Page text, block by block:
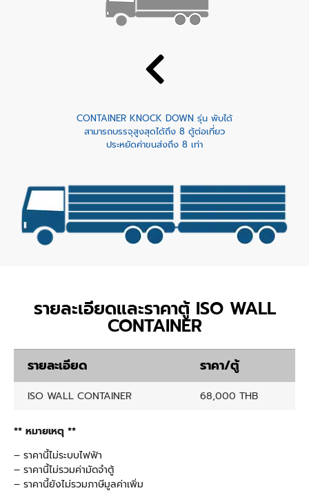
CONTAINER KNOCK DOWN รุ่น พับได้
สามารถบรรจุสูงสุดได้ถึง 8 ตู้ต่อเที่ยว
ประหยัดค่าขนส่งถึง 8 เท่า
รายละเอียดและราคาตู้ ISO WALL
CONTAINER
รายละเอียด ราคา/ตู้
ISO WALL CONTAINER 68,000 THB
** หมายเหตุ **
– ราคานี้ไม่ระบบไฟฟ้า
– ราคานี้ไม่รวมค่ามัดจำตู้
– ราคานี้ยังไม่รวมภาษีมูลค่าเพิ่ม